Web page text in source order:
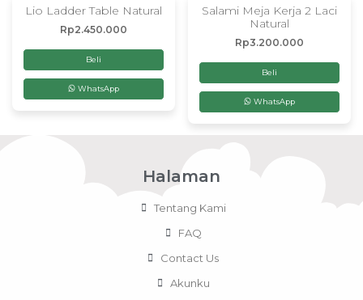
Lio Ladder Table Natural
Rp2.450.000
Beli
WhatsApp
Salami Meja Kerja 2 Laci
Natural
Rp3.200.000
Beli
WhatsApp
Halaman
Tentang Kami
FAQ
Contact Us
Akunku